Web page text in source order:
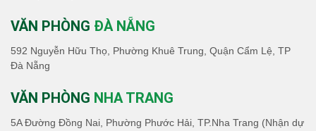
VĂN PHÒNG ĐÀ NẴNG
592 Nguyễn Hữu Thọ, Phường Khuê Trung, Quận Cẩm Lệ, TP
Đà Nẵng
VĂN PHÒNG NHA TRANG
5A Đường Đồng Nai, Phường Phước Hải, TP.Nha Trang (Nhận dự